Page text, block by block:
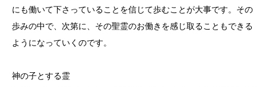
にも働いて下さっていることを信じて歩むことが大事です。その
歩みの中で、次第に、その聖霊のお働きを感じ取ることもできる
ようになっていくのです。
神の子とする霊